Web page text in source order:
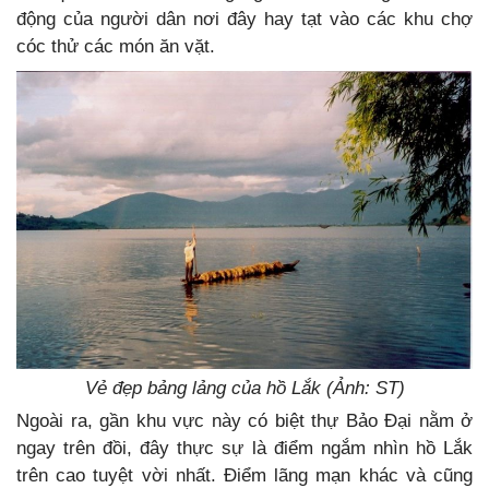
động của người dân nơi đây hay tạt vào các khu chợ
cóc thử các món ăn vặt.
Vẻ đẹp bảng lảng của hồ Lắk (Ảnh: ST)
Ngoài ra, gần khu vực này có biệt thự Bảo Đại nằm ở
ngay trên đồi, đây thực sự là điểm ngắm nhìn hồ Lắk
trên cao tuyệt vời nhất. Điểm lãng mạn khác và cũng